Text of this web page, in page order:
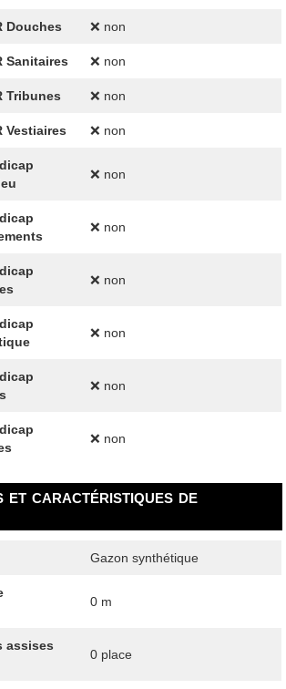
Douches ❌ non
Sanitaires ❌ non
Tribunes ❌ non
Vestiaires ❌ non
❌ non
❌ non
❌ non
❌ non
❌ non
❌ non
et caractéristiques de
Gazon synthétique
0 m
assises
0 place